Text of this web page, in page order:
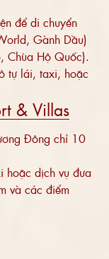
để di chuyển
Gành Dầu)
Chùa Hộ Quốc).
tự lái, taxi, hoặc
& Villas
Đông chỉ 10
hoặc dịch vụ đưa
và các điểm